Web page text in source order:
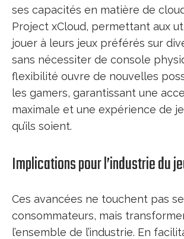
ses capacités en matière de
Project xCloud, permettant aux
jouer à leurs jeux préférés sur
sans nécessiter de console
flexibilité ouvre de nouvelles
les gamers, garantissant une
maximale et une expérience de
qu’ils soient.
Implications pour l’industrie du
Ces avancées ne touchent pas
consommateurs, mais
l’ensemble de l’industrie. En